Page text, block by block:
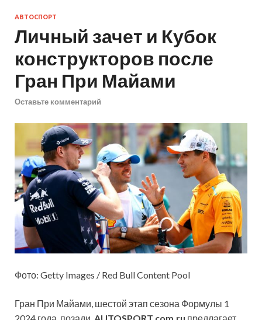
АВТОСПОРТ
Личный зачет и Кубок
конструкторов после
Гран При Майами
Оставьте комментарий
Фото: Getty Images / Red Bull Content Pool
Гран При Майами, шестой этап сезона Формулы 1